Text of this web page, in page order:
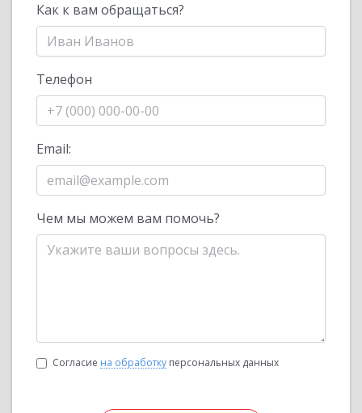
Как к вам обращаться?
Телефон
Email:
Чем мы можем вам помочь?
Согласие на обработку персональных данных